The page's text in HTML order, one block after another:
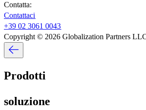
Contatta:​​
Contattaci​​
+39 02 3061 0043​​
Copyright © 2026 Globalization Partners
Prodotti​​
soluzione​​